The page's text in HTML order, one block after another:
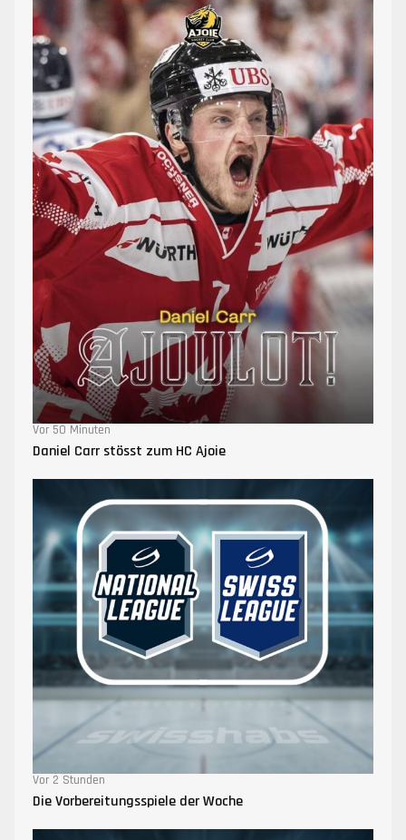
Vor 50 Minuten
Daniel Carr stösst zum HC Ajoie
Vor 2 Stunden
Die Vorbereitungsspiele der Woche